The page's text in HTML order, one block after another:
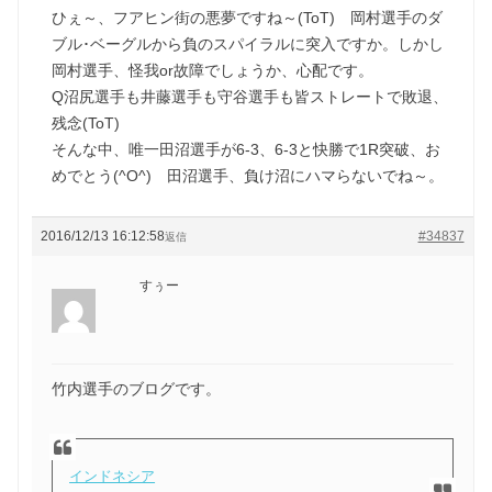
ひぇ～、フアヒン街の悪夢ですね～(ToT) 岡村選手のダ
ブル･ベーグルから負のスパイラルに突入ですか。しかし
岡村選手、怪我or故障でしょうか、心配です。
Q沼尻選手も井藤選手も守谷選手も皆ストレートで敗退、
残念(ToT)
そんな中、唯一田沼選手が6-3、6-3と快勝で1R突破、お
めでとう(^O^) 田沼選手、負け沼にハマらないでね～。
2016/12/13 16:12:58 #34837
返信
すぅー
竹内選手のブログです。
インドネシア